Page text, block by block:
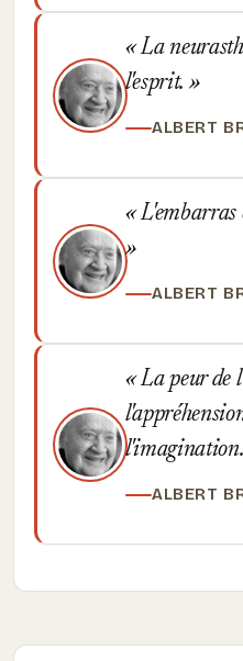
La
l'esprit.
ALBERT
L'embarras
ALBERT
La peur de
ALBERT